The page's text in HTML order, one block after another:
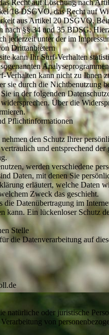
Recht auf Löschung nach
18 DSGVO, das Recht auf
aus Artikel 20 DSGVO.
nach §§ 34 und 35 BDSG.
jederzeit unter der im
Drittanbietern
kann Ihr Surf-Verhalten
Verhalten kann nicht zu Ihnen
sie durch die Nichtbenutzung
in der folgenden
Über die
Pflichtinformationen
den Schutz Ihrer
und entsprechend
werden verschiedene
Daten, mit denen Sie
erläutert, welche Daten
Zweck das geschieht.
die Datenübertragung im
kann. Ein lückenloser Schutz
Stelle
die Datenverarbeitung auf
natürliche oder juristische
von